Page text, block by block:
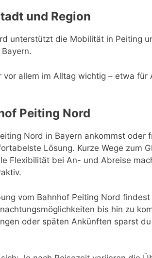
und Region
unterstützt die Mobilität in Peiting
vor allem im Alltag wichtig – etwa
Peiting Nord
Nord in Bayern ankommst oder
Lösung. Kurze Wege zum
Flexibilität bei An- und Abreise
vom Bahnhof Peiting Nord
bis hin zu
oder späten Ankünften sparst